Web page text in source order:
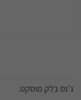
ג'נס בלק מוסקט.